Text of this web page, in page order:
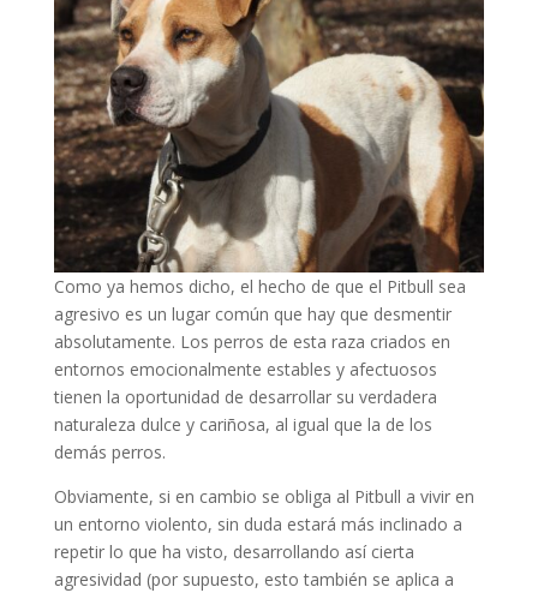
Como ya hemos dicho, el hecho de que el Pitbull sea
agresivo es un lugar común que hay que desmentir
absolutamente. Los perros de esta raza criados en
entornos emocionalmente estables y afectuosos
tienen la oportunidad de desarrollar su verdadera
naturaleza dulce y cariñosa, al igual que la de los
demás perros.
Obviamente, si en cambio se obliga al Pitbull a vivir en
un entorno violento, sin duda estará más inclinado a
repetir lo que ha visto, desarrollando así cierta
agresividad (por supuesto, esto también se aplica a